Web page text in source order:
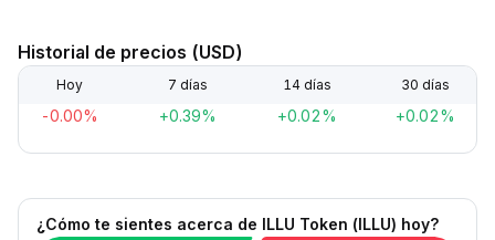
Historial de precios (USD)
Hoy 7 días 14 días 30 días
-0.00% +0.39% +0.02% +0.02%
¿Cómo te sientes acerca de ILLU Token (ILLU) hoy?